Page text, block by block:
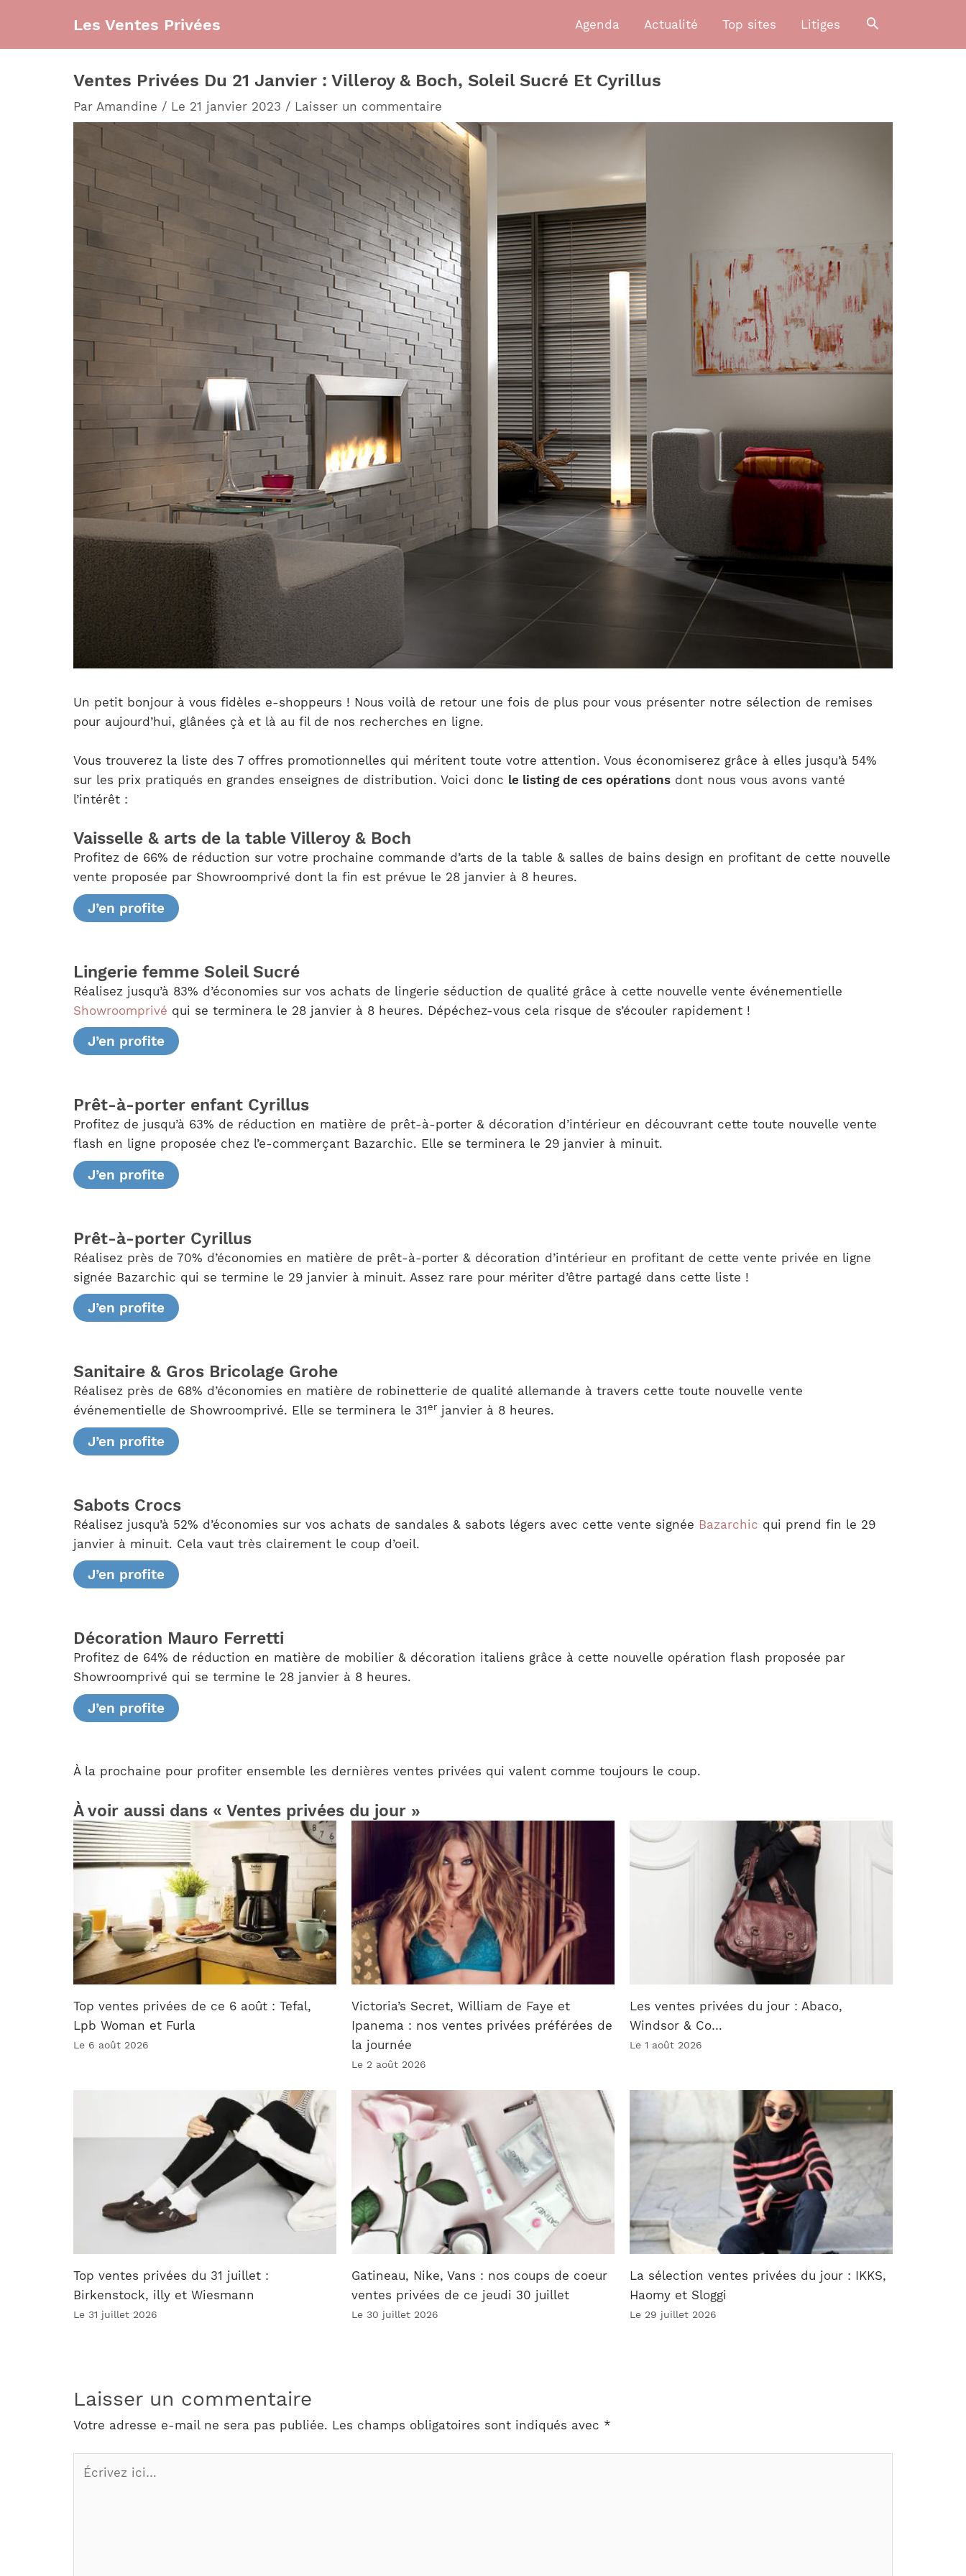
contenu
Les Ventes Privées Agenda Actualité Top sites Litiges
Ventes Privées Du 21 Janvier : Villeroy & Boch, Soleil Sucré Et Cyrillus
Par Amandine / Le 21 janvier 2023 / Laisser un commentaire
Un petit bonjour à vous fidèles e-shoppeurs ! Nous voilà de retour une fois de plus pour vous présenter notre sélection de remises
pour aujourd’hui, glânées çà et là au fil de nos recherches en ligne.
Vous trouverez la liste des 7 offres promotionnelles qui méritent toute votre attention. Vous économiserez grâce à elles jusqu’à 54%
sur les prix pratiqués en grandes enseignes de distribution. Voici donc le listing de ces opérations dont nous vous avons vanté
l’intérêt :
Vaisselle & arts de la table Villeroy & Boch
Profitez de 66% de réduction sur votre prochaine commande d’arts de la table & salles de bains design en profitant de cette nouvelle
vente proposée par Showroomprivé dont la fin est prévue le 28 janvier à 8 heures.
J’en profite
Lingerie femme Soleil Sucré
Réalisez jusqu’à 83% d’économies sur vos achats de lingerie séduction de qualité grâce à cette nouvelle vente événementielle
Showroomprivé qui se terminera le 28 janvier à 8 heures. Dépéchez-vous cela risque de s’écouler rapidement !
J’en profite
Prêt-à-porter enfant Cyrillus
Profitez de jusqu’à 63% de réduction en matière de prêt-à-porter & décoration d’intérieur en découvrant cette toute nouvelle vente
flash en ligne proposée chez l’e-commerçant Bazarchic. Elle se terminera le 29 janvier à minuit.
J’en profite
Prêt-à-porter Cyrillus
Réalisez près de 70% d’économies en matière de prêt-à-porter & décoration d’intérieur en profitant de cette vente privée en ligne
signée Bazarchic qui se termine le 29 janvier à minuit. Assez rare pour mériter d’être partagé dans cette liste !
J’en profite
Sanitaire & Gros Bricolage Grohe
Réalisez près de 68% d’économies en matière de robinetterie de qualité allemande à travers cette toute nouvelle vente
événementielle de Showroomprivé. Elle se terminera le 31er janvier à 8 heures.
J’en profite
Sabots Crocs
Réalisez jusqu’à 52% d’économies sur vos achats de sandales & sabots légers avec cette vente signée Bazarchic qui prend fin le 29
janvier à minuit. Cela vaut très clairement le coup d’oeil.
J’en profite
Décoration Mauro Ferretti
Profitez de 64% de réduction en matière de mobilier & décoration italiens grâce à cette nouvelle opération flash proposée par
Showroomprivé qui se termine le 28 janvier à 8 heures.
J’en profite
À la prochaine pour profiter ensemble les dernières ventes privées qui valent comme toujours le coup.
À voir aussi dans « Ventes privées du jour »
Top ventes privées de ce 6 août : Tefal,
Lpb Woman et Furla
Le 6 août 2026
Victoria’s Secret, William de Faye et
Ipanema : nos ventes privées préférées de
la journée
Le 2 août 2026
Les ventes privées du jour : Abaco,
Windsor & Co…
Le 1 août 2026
Top ventes privées du 31 juillet :
Birkenstock, illy et Wiesmann
Le 31 juillet 2026
Gatineau, Nike, Vans : nos coups de coeur
ventes privées de ce jeudi 30 juillet
Le 30 juillet 2026
La sélection ventes privées du jour : IKKS,
Haomy et Sloggi
Le 29 juillet 2026
Laisser un commentaire
Votre adresse e-mail ne sera pas publiée. Les champs obligatoires sont indiqués avec *
Écrivez
ici…